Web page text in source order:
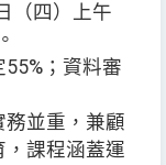
（四）上午
；資料審
並重，兼顧
課程涵蓋運